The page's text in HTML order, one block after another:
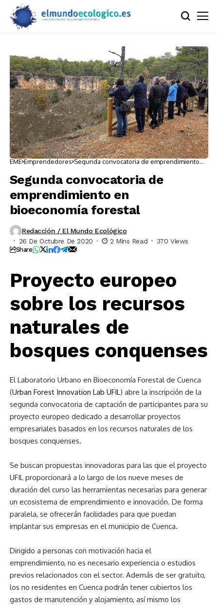
EME Emprendedores Segunda convocatoria de emprendimiento
en bioeconomía forestal
Segunda convocatoria de
emprendimiento en
bioeconomía forestal
Redacción / El Mundo Ecológico
26 De Octubre De 2020
2 Mins Read 370 Views
Share
Proyecto europeo
sobre los recursos
naturales de
bosques conquenses
El Laboratorio Urbano en Bioeconomía Forestal de Cuenca
(Urban Forest Innovation Lab UFIL ) abre la inscripción de la
segunda convocatoria de captación de participantes para su
proyecto europeo dedicado a desarrollar proyectos
empresariales basados en los recursos naturales de los
bosques conquenses.
Se buscan propuestas innovadoras para las que el proyecto
UFIL proporcionará a lo largo de los nueve meses de
duración del curso las herramientas necesarias para generar
un ecosistema de emprendimiento e innovación. De forma
paralela, se ofrecerán facilidades para que puedan
implantar sus empresas en el municipio de Cuenca.
Dirigido a personas con motivación hacia el
emprendimiento, no es necesario experiencia o estudios
previos relacionados con el sector. Además de ser gratuito,
los no residentes en Cuenca podrán tener cubiertos los
gastos de manutención y alojamiento, así mismo los